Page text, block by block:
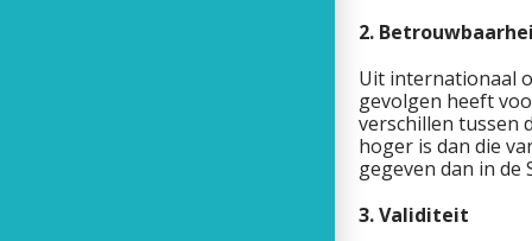
2.
Uit internationaal
gevolgen heeft
verschillen tussen
hoger is dan die
gegeven dan in de
3. Validiteit